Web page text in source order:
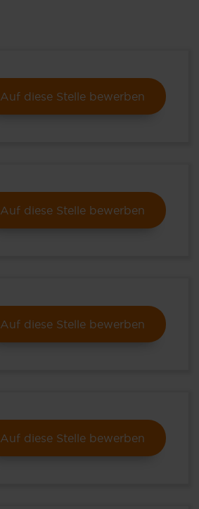
Auf diese Stelle bewerben
Auf diese Stelle bewerben
Auf diese Stelle bewerben
Auf diese Stelle bewerben